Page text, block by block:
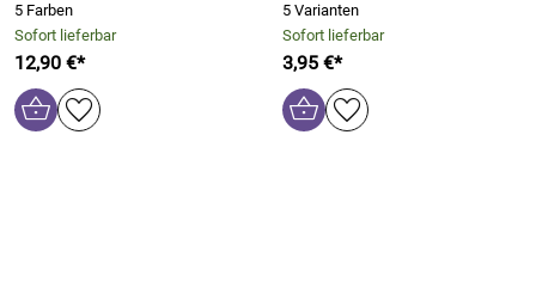
5 Farben
Sofort lieferbar
12,90 €*
5 Varianten
Sofort lieferbar
3,95 €*